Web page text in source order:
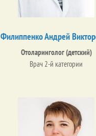
Филиппенко Андрей
Отоларинголог (детский)
Врач 2-й категории